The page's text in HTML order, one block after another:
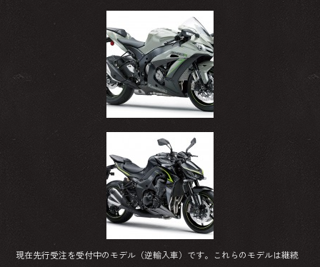
現在先行受注を受付中のモデル（逆輸入車）です。これらのモデルは継続